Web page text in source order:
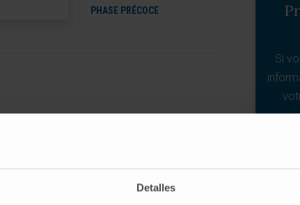
Detalles
PHASE PRÉCOCE
&AGRAVE; ÉVALUER L'EFFICACITÉ
DE L'ATROPHIE
Si